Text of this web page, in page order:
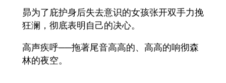
昴为了庇护身后失去意识的女孩张开双手力挽
狂澜，彻底表明自己的决心。
高声疾呼──拖著尾音高高的、高高的响彻森
林的夜空。